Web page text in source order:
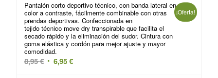
Pantalón corto deportivo técnico, con banda lateral en
color a contraste, fácilmente combinable con otras
prendas deportivas. Confeccionada en
tejido técnico move dry transpirable que facilita el
secado rápido y la eliminación del sudor. Cintura con
goma elástica y cordón para mejor ajuste y mayor
comodidad.
8,95€ El 6,95€El
¡Oferta!